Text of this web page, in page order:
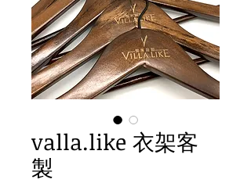
valla.like 衣架客
製